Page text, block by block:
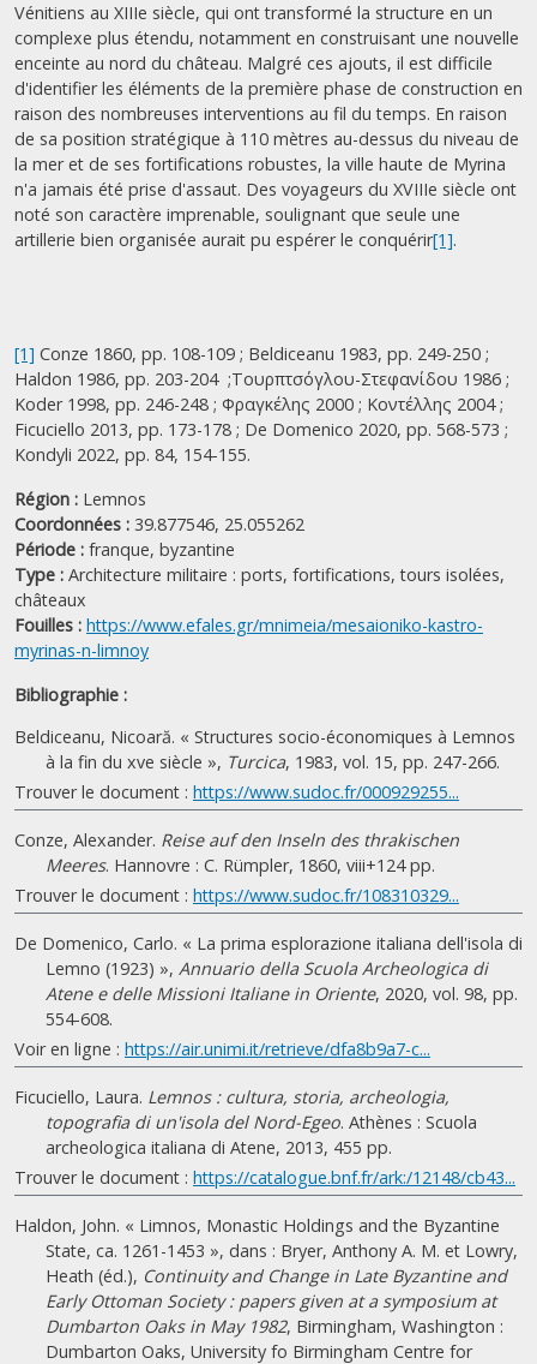
Vénitiens au XIIIe siècle, qui ont transformé la structure en un
complexe plus étendu, notamment en construisant une nouvelle
enceinte au nord du château. Malgré ces ajouts, il est difficile
d'identifier les éléments de la première phase de construction en
raison des nombreuses interventions au fil du temps. En raison
de sa position stratégique à 110 mètres au-dessus du niveau de
la mer et de ses fortifications robustes, la ville haute de Myrina
n'a jamais été prise d'assaut. Des voyageurs du XVIIIe siècle ont
noté son caractère imprenable, soulignant que seule une
artillerie bien organisée aurait pu espérer le conquérir[1].
[1] Conze 1860, pp. 108-109 ; Beldiceanu 1983, pp. 249-250 ;
Haldon 1986, pp. 203-204 ;Τουρπτσόγλου-Στεφανίδου 1986 ;
Koder 1998, pp. 246-248 ; Φραγκέλης 2000 ; Κοντέλλης 2004 ;
Ficuciello 2013, pp. 173-178 ; De Domenico 2020, pp. 568-573 ;
Kondyli 2022, pp. 84, 154-155.
Région : Lemnos
Coordonnées : 39.877546, 25.055262
Période : franque, byzantine
Type : Architecture militaire : ports, fortifications, tours isolées,
châteaux
Fouilles : https://www.efales.gr/mnimeia/mesaioniko-kastro-
myrinas-n-limnoy
Bibliographie :
Beldiceanu, Nicoară. « Structures socio-économiques à Lemnos
à la fin du xve siècle », Turcica, 1983, vol. 15, pp. 247-266.
Trouver le document : https://www.sudoc.fr/000929255...
Conze, Alexander. Reise auf den Inseln des thrakischen
Meeres. Hannovre : C. Rümpler, 1860, viii+124 pp.
Trouver le document : https://www.sudoc.fr/108310329...
De Domenico, Carlo. « La prima esplorazione italiana dell'isola di
Lemno (1923) », Annuario della Scuola Archeologica di
Atene e delle Missioni Italiane in Oriente, 2020, vol. 98, pp.
554-608.
Voir en ligne : https://air.unimi.it/retrieve/dfa8b9a7-c...
Ficuciello, Laura. Lemnos : cultura, storia, archeologia,
topografia di un'isola del Nord-Egeo. Athènes : Scuola
archeologica italiana di Atene, 2013, 455 pp.
Trouver le document : https://catalogue.bnf.fr/ark:/12148/cb43...
Haldon, John. « Limnos, Monastic Holdings and the Byzantine
State, ca. 1261-1453 », dans : Bryer, Anthony A. M. et Lowry,
Heath (éd.), Continuity and Change in Late Byzantine and
Early Ottoman Society : papers given at a symposium at
Dumbarton Oaks in May 1982, Birmingham, Washington :
Dumbarton Oaks, University fo Birmingham Centre for